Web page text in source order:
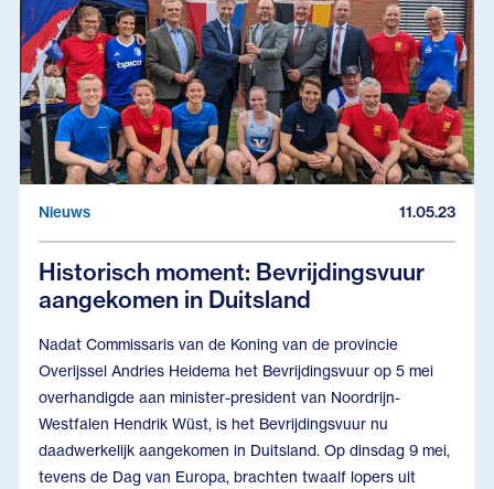
Nieuws 11.05.23
Historisch moment: Bevrijdingsvuur
aangekomen in Duitsland
Nadat Commissaris van de Koning van de provincie
Overijssel Andries Heidema het Bevrijdingsvuur op 5 mei
overhandigde aan minister-president van Noordrijn-
Westfalen Hendrik Wüst, is het Bevrijdingsvuur nu
daadwerkelijk aangekomen in Duitsland. Op dinsdag 9 mei,
tevens de Dag van Europa, brachten twaalf lopers uit